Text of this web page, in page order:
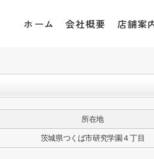
ホーム 会社概要 店舗案
所在地
茨城県つくば市研究学園４丁目